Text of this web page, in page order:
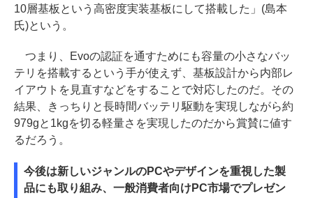
10層基板という高密度実装基板にして搭載した」(島本
氏)という。
つまり、Evoの認証を通すためにも容量の小さなバッ
テリを搭載するという手が使えず、基板設計から内部レ
イアウトを見直すなどをすることで対応したのだ。その
結果、きっちりと長時間バッテリ駆動を実現しながら約
979gと1kgを切る軽量さを実現したのだから賞賛に値す
るだろう。
今後は新しいジャンルのPCやデザインを重視した製
品にも取り組み、一般消費者向けPC市場でプレゼン